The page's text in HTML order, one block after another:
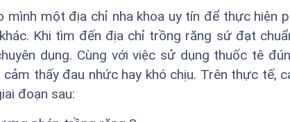
mình một địa chỉ nha khoa uy tín để thực hiện
Khi tìm đến địa chỉ trồng răng sứ đạt
dụng. Cùng với việc sử dụng thuốc tê
thấy đau nhức hay khó chịu. Trên thực tế,
đoạn sau: